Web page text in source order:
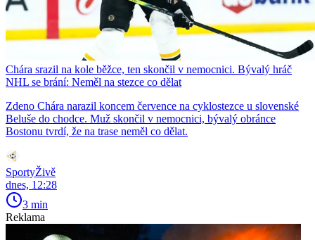
Chára srazil na kole běžce, ten skončil v nemocnici. Bývalý hráč
NHL se brání: Neměl na stezce co dělat
Zdeno Chára narazil koncem července na cyklostezce u slovenské
Beluše do chodce. Muž skončil v nemocnici, bývalý obránce
Bostonu tvrdí, že na trase neměl co dělat.
SportyŽivě
dnes, 12:28
3 min
Reklama